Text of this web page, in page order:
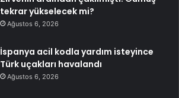
tekrar yükselecek mi?
Ağustos 6, 2026
İspanya acil kodla yardım isteyince
Türk uçakları havalandı
Ağustos 6, 2026